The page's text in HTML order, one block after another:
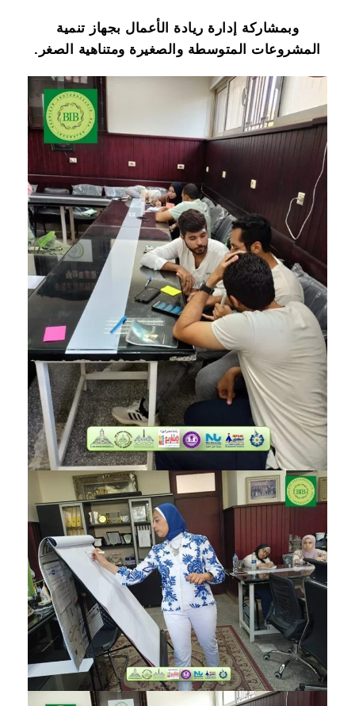
وبمشاركة إدارة ريادة الأعمال بجهاز تنمية
المشروعات المتوسطة والصغيرة ومتناهية الصغر.